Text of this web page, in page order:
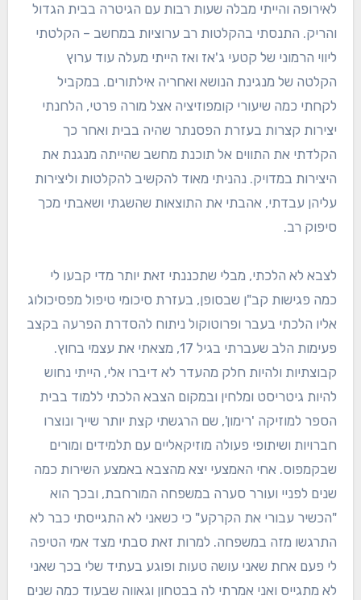
לאירופה והייתי מבלה שעות רבות עם הגיטרה בבית הגדול
והריק. התנסתי בהקלטות רב ערוציות במחשב – הקלטתי
ליווי הרמוני של קטעי ג'אז ואז הייתי מעלה עוד ערוץ
הקלטה של מנגינת הנושא ואחריה אילתורים. במקביל
לקחתי כמה שיעורי קומפוזיציה אצל מורה פרטי, הלחנתי
יצירות קצרות בעזרת הפסנתר שהיה בבית ואחר כך
הקלדתי את התווים אל תוכנת מחשב שהייתה מנגנת את
היצירות במדויק. נהניתי מאוד להקשיב להקלטות וליצירות
עליהן עבדתי, אהבתי את התוצאות שהשגתי ושאבתי מכך
סיפוק רב.
לצבא לא הלכתי, מבלי שתכננתי זאת יותר מדי קבעו לי
כמה פגישות קב"ן שבסופן, בעזרת סיכומי טיפול מפסיכולוג
אליו הלכתי בעבר ופרוטוקול ניתוח להסדרת הפרעה בקצב
פעימות הלב שעברתי בגיל 17, מצאתי את עצמי בחוץ.
קבוצתיות ולהיות חלק מהעדר לא דיברו אלי, הייתי נחוש
להיות גיטריסט ומלחין ובמקום הצבא הלכתי ללמוד בבית
הספר למוזיקה 'רימון', שם הרגשתי קצת יותר שייך ונוצרו
חברויות ושיתופי פעולה מוזיקאליים עם תלמידים ומורים
שבקמפוס. אחי האמצעי יצא מהצבא באמצע השירות כמה
שנים לפניי ועורר סערה במשפחה המורחבת, ובכך הוא
"הכשיר עבורי את הקרקע" כי כשאני לא התגייסתי כבר לא
התרגשו מזה במשפחה. למרות זאת סבתי מצד אמי הטיפה
לי פעם אחת שאני עושה טעות ופוגע בעתיד שלי בכך שאני
לא מתגייס ואני אמרתי לה בבטחון וגאווה שבעוד כמה שנים